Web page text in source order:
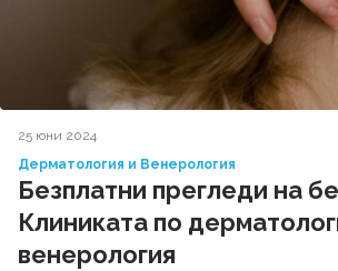
25 юни 2024
Дерматология и Венерология
Безплатни прегледи на
Клиниката по
венерология